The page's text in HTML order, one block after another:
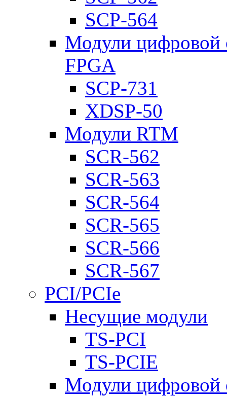
SCP-564
Модули цифровой
FPGA
SCP-731
XDSP-50
Модули RTM
SCR-562
SCR-563
SCR-564
SCR-565
SCR-566
SCR-567
PCI/PCIe
Несущие модули
TS-PCI
TS-PCIE
Модули цифровой